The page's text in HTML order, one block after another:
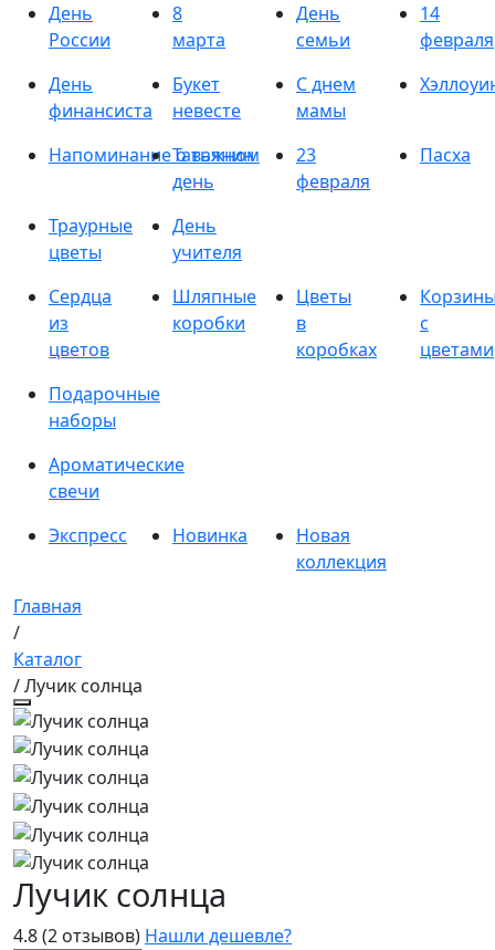
День
России
8
марта
День
семьи
14
февраля
День
финансиста
Букет
невесте
С днем
мамы
Напоминание о важном
Татьянин
день
23
февраля
Пасха
Траурные
цветы
День
учителя
Сердца
из
цветов
Шляпные
коробки
Цветы
в
коробках
с
цветами
Подарочные
наборы
Ароматические
свечи
Экспресс
Новинка
Новая
коллекция
Главная
/
Каталог
/ Лучик солнца
4.8(2 отзывов) Нашли дешевле?
Лучик солнца